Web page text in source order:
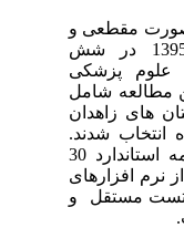
مقطعی و
با هدف کاربردی در سال 1395 در شش
علوم پزشکی
مطالعه شامل
های زاهدان
شدند.
ابزار گردآوری داده ها پرسشنامه استاندارد 30
نرم افزارهای
مستقل و